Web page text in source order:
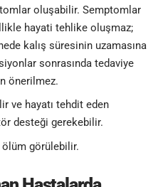
oluşabilir. Semptomlar
hayati tehlike oluşmaz;
kalış süresinin uzamasına
sonrasında tedaviye
önerilmez.
ve hayatı tehdit eden
desteği gerekebilir.
görülebilir.